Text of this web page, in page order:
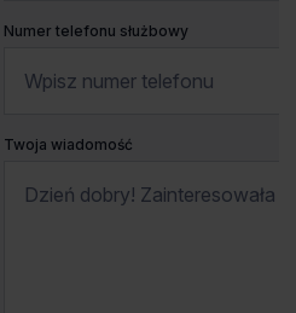
Numer telefonu służbowy
Twoja wiadomość